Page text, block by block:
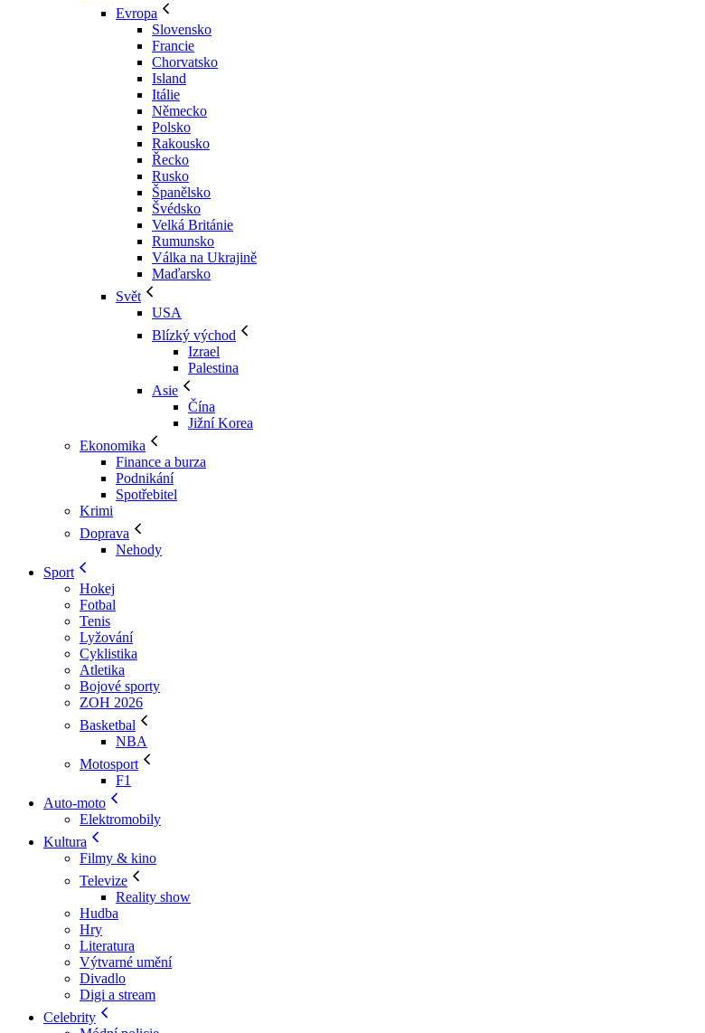
Evropa
Slovensko
Francie
Chorvatsko
Island
Itálie
Německo
Polsko
Rakousko
Řecko
Rusko
Španělsko
Švédsko
Velká Británie
Rumunsko
Válka na Ukrajině
Maďarsko
Svět
USA
Blízký východ
Izrael
Palestina
Asie
Čína
Jižní Korea
Ekonomika
Finance a burza
Podnikání
Spotřebitel
Krimi
Doprava
Nehody
Sport
Hokej
Fotbal
Tenis
Lyžování
Cyklistika
Atletika
Bojové sporty
ZOH 2026
Basketbal
NBA
Motosport
F1
Auto-moto
Elektromobily
Kultura
Filmy & kino
Televize
Reality show
Hudba
Hry
Literatura
Výtvarné umění
Divadlo
Digi a stream
Celebrity